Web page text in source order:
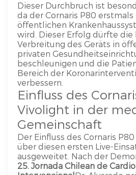
Dieser Durchbruch ist
da der Cornaris P80
öffentlichen
wird. Dieser Erfolg dürfte die
Verbreitung des Geräts in
privaten
beschleunigen und die
Bereich der
verbessern.
Einfluss des
Vivolight in der
Gemeinschaft
Der Einfluss des Cornaris
über diesen ersten Live-
ausgeweitet. Nach der
25. Jornada Chilean de